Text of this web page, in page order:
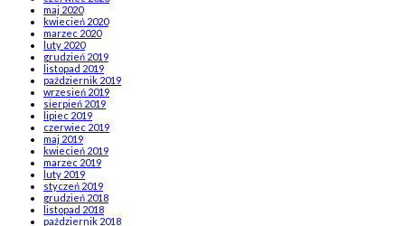
maj 2020
kwiecień 2020
marzec 2020
luty 2020
grudzień 2019
listopad 2019
październik 2019
wrzesień 2019
sierpień 2019
lipiec 2019
czerwiec 2019
maj 2019
kwiecień 2019
marzec 2019
luty 2019
styczeń 2019
grudzień 2018
listopad 2018
październik 2018